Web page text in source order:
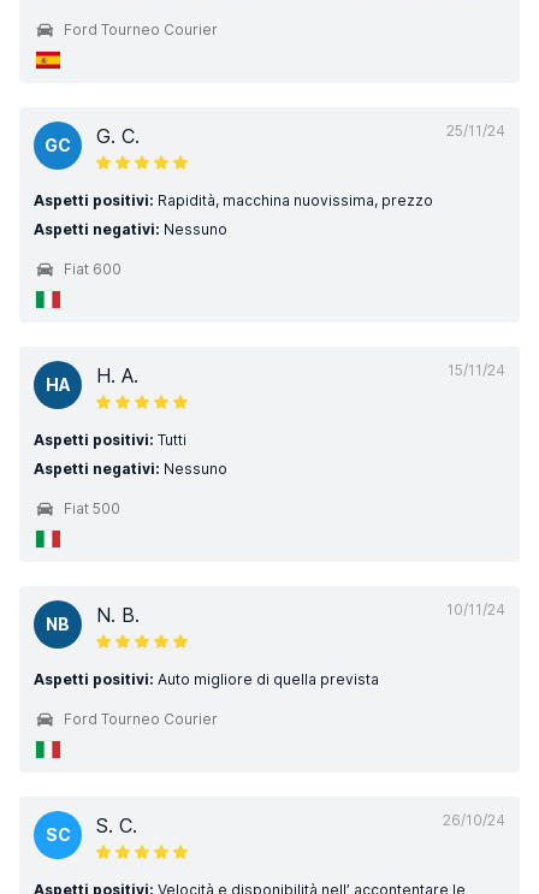
Ford Tourneo Courier
25/11/24
GC G. C.
Aspetti positivi: Rapidità, macchina nuovissima, prezzo
Aspetti negativi: Nessuno
Fiat 600
15/11/24
HA H. A.
Aspetti positivi: Tutti
Aspetti negativi: Nessuno
Fiat 500
10/11/24
NB N. B.
Aspetti positivi: Auto migliore di quella prevista
Ford Tourneo Courier
26/10/24
SC S. C.
Aspetti positivi: Velocità e disponibilità nell’ accontentare le